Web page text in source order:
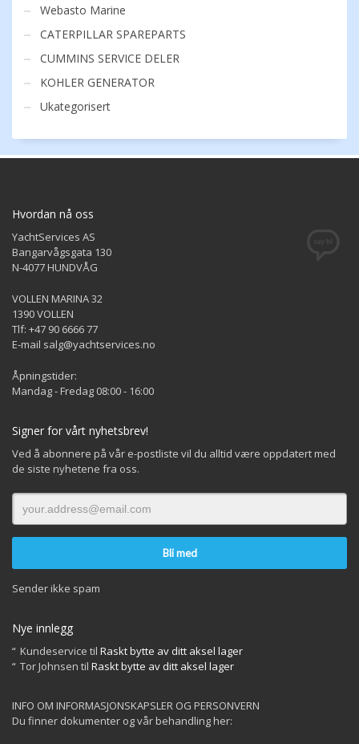
Webasto Marine
CATERPILLAR SPAREPARTS
CUMMINS SERVICE DELER
KOHLER GENERATOR
Ukategorisert
Hvordan nå oss
YachtServices AS
Bangarvågsgata 130
N-4077 HUNDVÅG
VOLLEN MARINA 32
1390 VOLLEN
Tlf: +47 90 6666 77
E-mail salg@yachtservices.no
Åpningstider:
Mandag - Fredag 08:00 - 16:00
Signer for vårt nyhetsbrev!
Ved å abonnere på vår e-postliste vil du alltid være oppdatert med
de siste nyhetene fra oss.
Sender ikke spam
Nye innlegg
Kundeservice til Raskt bytte av ditt aksel lager
Tor Johnsen til Raskt bytte av ditt aksel lager
INFO OM INFORMASJONSKAPSLER OG PERSONVERN
Du finner dokumenter og vår behandling her: